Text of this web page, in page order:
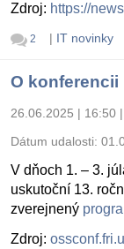
Zdroj: https://
2 | IT novinky
O konferencii
26.06.2025 | 16:50 |
Dátum udalosti:
V dňoch 1. – 3.
uskutoční 13.
zverejnený
Zdroj: